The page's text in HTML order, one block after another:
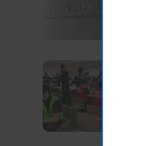
るという。一方で、同